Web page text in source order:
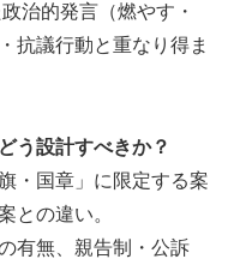
治的発言（燃やす・
抗議行動と重なり得ま
う設計すべきか？
・国章」に限定する案
との違い。
有無、親告制・公訴